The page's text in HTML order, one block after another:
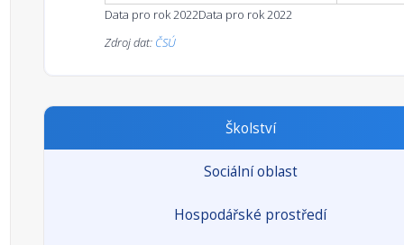
Data pro rok 2022Data pro rok 2022
Zdroj dat: ČSÚ
Školství
Sociální oblast
Hospodářské prostředí